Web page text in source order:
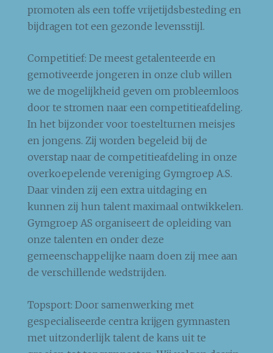
promoten als een toffe vrijetijdsbesteding en
bijdragen tot een gezonde levensstijl.
Competitief: De meest getalenteerde en
gemotiveerde jongeren in onze club willen
we de mogelijkheid geven om probleemloos
door te stromen naar een competitieafdeling.
In het bijzonder voor toestelturnen meisjes
en jongens. Zij worden begeleid bij de
overstap naar de competitieafdeling in onze
overkoepelende vereniging Gymgroep A.S.
Daar vinden zij een extra uitdaging en
kunnen zij hun talent maximaal ontwikkelen.
Gymgroep AS organiseert de opleiding van
onze talenten en onder deze
gemeenschappelijke naam doen zij mee aan
de verschillende wedstrijden.
Topsport: Door samenwerking met
gespecialiseerde centra krijgen gymnasten
met uitzonderlijk talent de kans uit te